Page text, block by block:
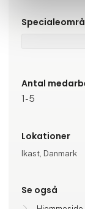
Antal
1-5
Lokationer
Ikast, Danmark
Se også